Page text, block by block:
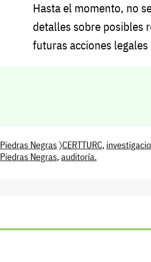
Hasta el momento, no
detalles sobre posibles
futuras acciones
Piedras Negras 〉CERTTURC,
Piedras Negras,auditoría.